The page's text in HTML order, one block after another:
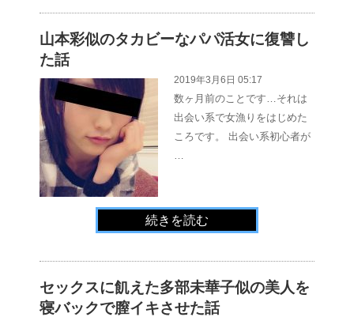
山本彩似のタカビーなパパ活女に復讐し
た話
2019年3月6日 05:17
数ヶ月前のことです…それは
出会い系で女漁りをはじめた
ころです。 出会い系初心者が
続きを読む
セックスに飢えた多部未華子似の美人を
寝バックで膣イキさせた話